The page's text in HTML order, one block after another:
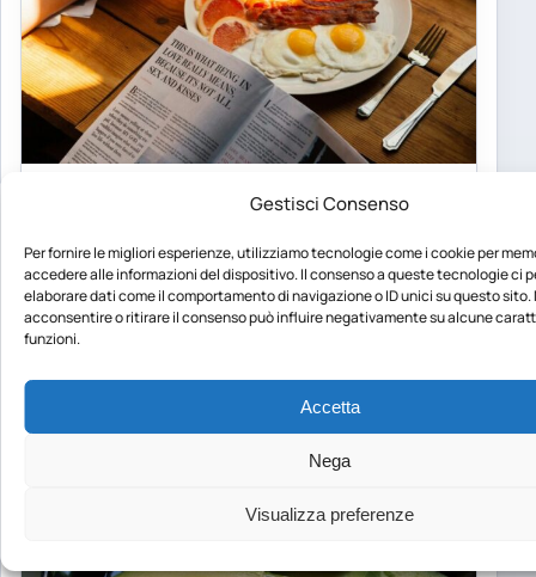
Gestisci Consenso
Per fornire le migliori esperienze, utilizziamo tecnologie come i cookie per
accedere alle informazioni del dispositivo. Il consenso a queste tecnologie ci
elaborare dati come il comportamento di navigazione o ID unici su questo sito.
acconsentire o ritirare il consenso può influire negativamente su alcune
funzioni.
Accetta
Nega
Visualizza preferenze
conferma i benefici del primo pasto
Per anni è stata definita “il pasto più importante
della giornata”, ma questa affermazione è stata
spesso oggetto…
Federica Vitale